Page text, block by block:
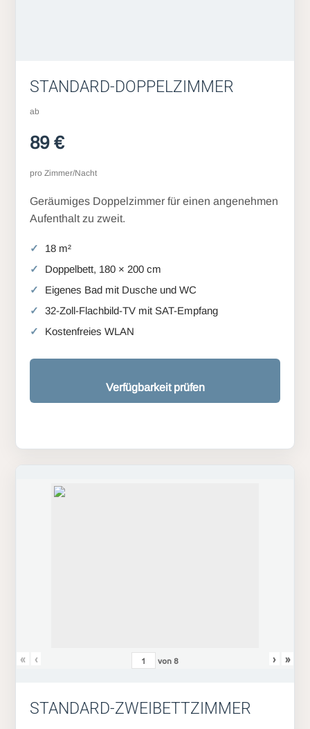
STANDARD-DOPPELZIMMER
ab
89 €
pro Zimmer/Nacht
Geräumiges Doppelzimmer für einen angenehmen
Aufenthalt zu zweit.
18 m²
Doppelbett, 180 × 200 cm
Eigenes Bad mit Dusche und WC
32-Zoll-Flachbild-TV mit SAT-Empfang
Kostenfreies WLAN
Verfügbarkeit prüfen
« ‹ von8 › »
STANDARD-ZWEIBETTZIMMER